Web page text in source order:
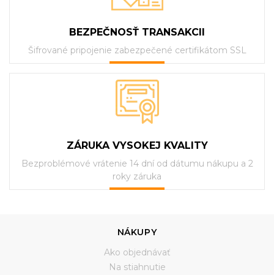
BEZPEČNOSŤ TRANSAKCII
Šifrované pripojenie zabezpečené certifikátom SSL
ZÁRUKA VYSOKEJ KVALITY
Bezproblémové vrátenie 14 dní od dátumu nákupu a 2
roky záruka
NÁKUPY
Ako objednávať
Na stiahnutie